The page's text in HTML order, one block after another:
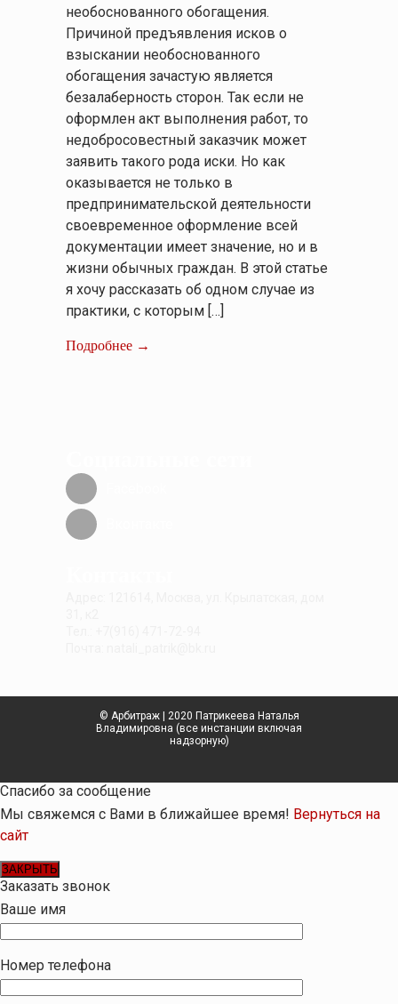
необоснованного обогащения.
Причиной предъявления исков о
взыскании необоснованного
обогащения зачастую является
безалаберность сторон. Так если не
оформлен акт выполнения работ, то
недобросовестный заказчик может
заявить такого рода иски. Но как
оказывается не только в
предпринимательской деятельности
своевременное оформление всей
документации имеет значение, но и в
жизни обычных граждан. В этой статье
я хочу рассказать об одном случае из
практики, с которым […]
Подробнее →
© Арбитраж | 2020 Патрикеева Наталья
Владимировна (все инстанции включая
надзорную)
Спасибо за сообщение
Мы свяжемся с Вами в ближайшее время! Вернуться на
сайт
ЗАКРЫТЬ
Заказать звонок
Ваше имя
Номер телефона